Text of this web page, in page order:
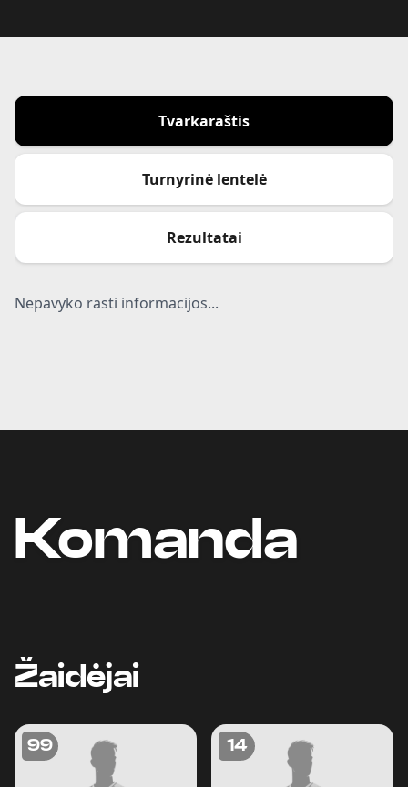
Tvarkaraštis
Turnyrinė lentelė
Rezultatai
Nepavyko rasti informacijos...
Komanda
Žaidėjai
99 14